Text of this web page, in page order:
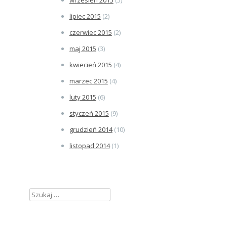
lipiec 2015 (2)
czerwiec 2015 (2)
maj 2015 (3)
kwiecień 2015 (4)
marzec 2015 (4)
luty 2015 (6)
styczeń 2015 (9)
grudzień 2014(10)
listopad 2014(1)
Szukaj: